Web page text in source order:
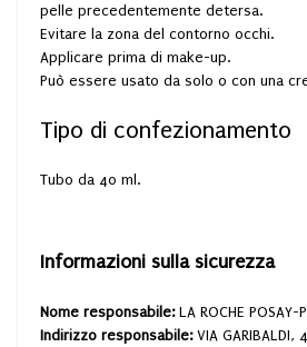
pelle precedentemente detersa.
Evitare la zona del contorno occhi.
Applicare prima di make-up.
Può essere usato da solo o con una
Tipo di confezionamento
Tubo da 40 ml.
Informazioni sulla sicurezza
Nome responsabile: LA ROCHE
Indirizzo responsabile: VIA GARIBALDI,